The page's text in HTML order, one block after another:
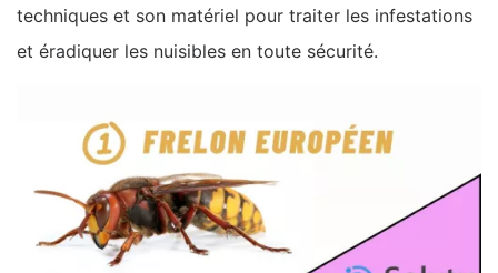
techniques et son matériel pour traiter les infestations
et éradiquer les nuisibles en toute sécurité.